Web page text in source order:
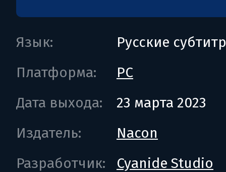
Язык:
Русские
Платформа:
PC
Дата выхода:
23 марта 2023
Издатель:
Nacon
Разработчик:
Cyanide Studio